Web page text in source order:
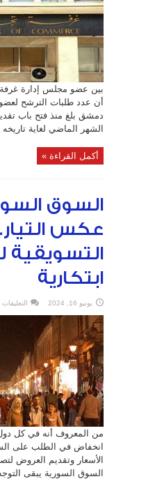
بين عضو مجلس إدارة
أن عدد طلبات الترشح
الشهر الماضي لغاية تاريخه 11 طلباً.
أكمل القراءة »
السوق
عكس
ابتكارية
يونيو 16, 2024 التعليقات
من المعروف أنه في كل
انخفاض في الطلب على
الأسعار وتقديم العروض
السوق السورية يبقى